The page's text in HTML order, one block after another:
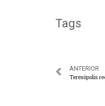
Tags
ANTERIOR
Teresópolis